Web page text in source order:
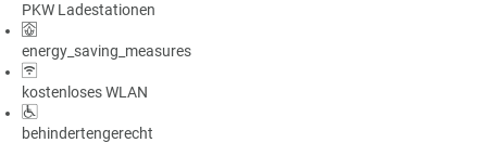
PKW Ladestationen
energy_saving_measures
kostenloses WLAN
behindertengerecht